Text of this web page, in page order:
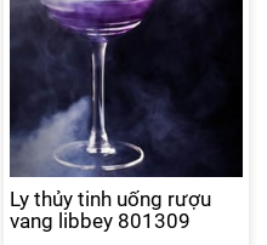
Ly thủy tinh uống rượu
vang libbey 801309